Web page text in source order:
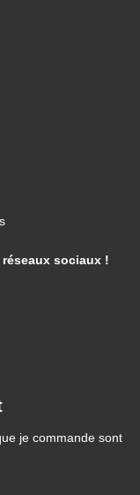
sociaux !
je commande sont